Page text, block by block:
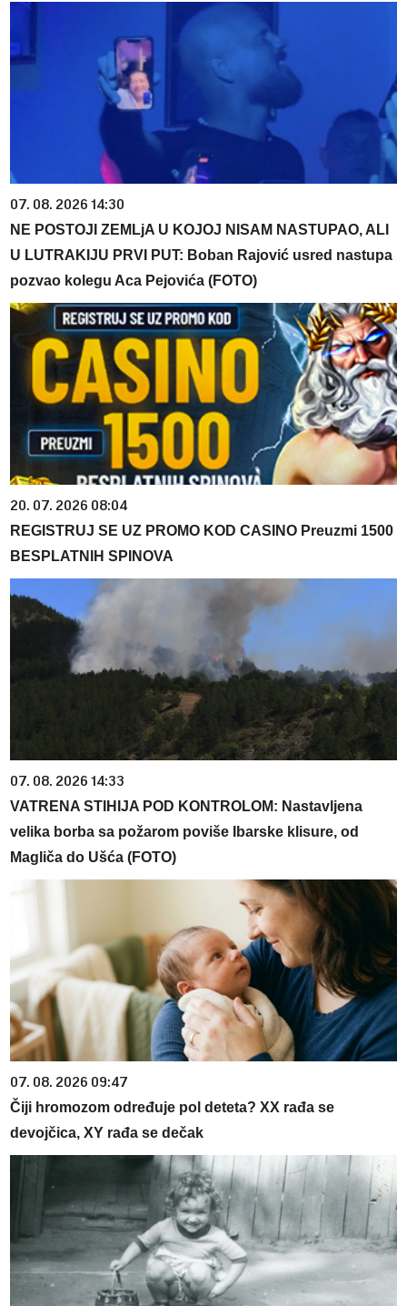
07. 08. 2026 14:30
NE POSTOJI ZEMLjA U KOJOJ NISAM NASTUPAO, ALI
U LUTRAKIJU PRVI PUT: Boban Rajović usred nastupa
pozvao kolegu Aca Pejovića (FOTO)
20. 07. 2026 08:04
REGISTRUJ SE UZ PROMO KOD CASINO Preuzmi 1500
BESPLATNIH SPINOVA
07. 08. 2026 14:33
VATRENA STIHIJA POD KONTROLOM: Nastavljena
velika borba sa požarom poviše Ibarske klisure, od
Magliča do Ušća (FOTO)
07. 08. 2026 09:47
Čiji hromozom određuje pol deteta? XX rađa se
devojčica, XY rađa se dečak